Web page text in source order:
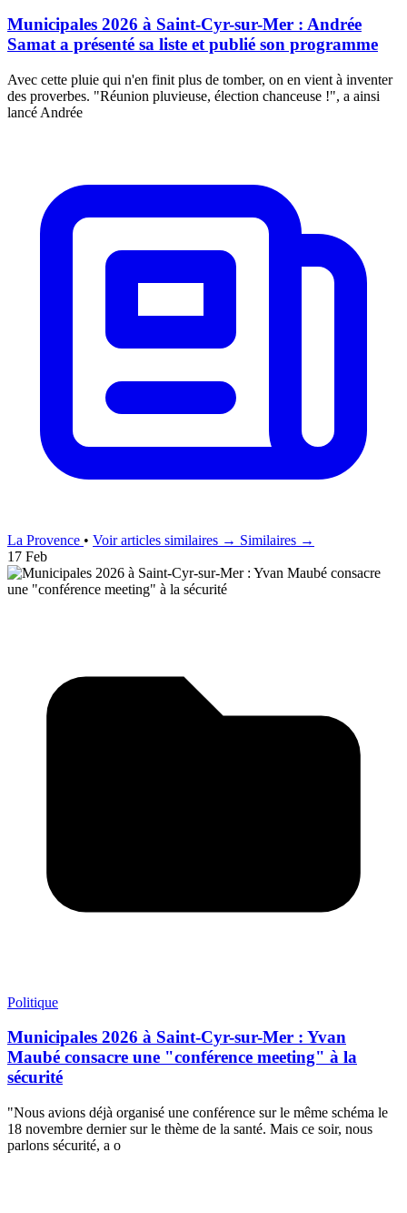
Municipales 2026 à Saint-Cyr-sur-Mer : Andrée
Samat a présenté sa liste et publié son programme
Avec cette pluie qui n'en finit plus de tomber, on en vient à inventer
des proverbes. "Réunion pluvieuse, élection chanceuse !", a ainsi
lancé Andrée
La Provence • Voir articles similaires → Similaires →
17 Feb
Politique
Municipales 2026 à Saint-Cyr-sur-Mer : Yvan
Maubé consacre une "conférence meeting" à la
sécurité
"Nous avions déjà organisé une conférence sur le même schéma le
18 novembre dernier sur le thème de la santé. Mais ce soir, nous
parlons sécurité, a o